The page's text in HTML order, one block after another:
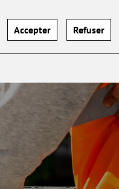
Accepter Refuser
Recrutement Contact